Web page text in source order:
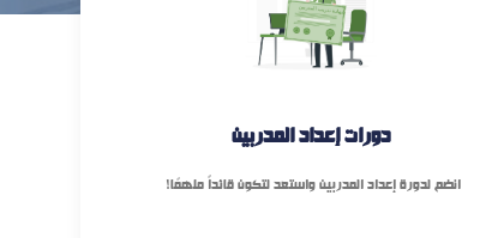
دورات إعداد المدربين
انضم لدورة إعداد المدربين واستعد لتكون قائداً ملهمًا!